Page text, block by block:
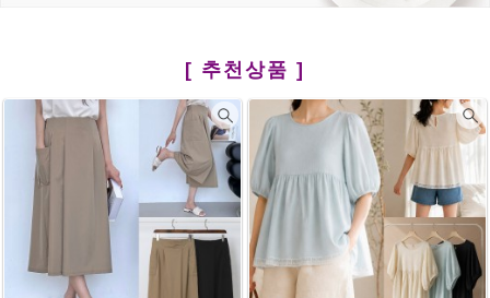
[ 추천상품 ]